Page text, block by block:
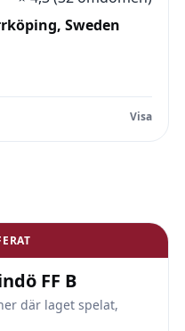
Sweden
FF B
där laget spelat,